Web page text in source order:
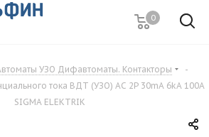
0
УЗО Дифавтоматы. Контакторы
-
тока ВДТ (УЗО) AC 2P 30mA 6kA 100A
SIGMA ELEKTRIK